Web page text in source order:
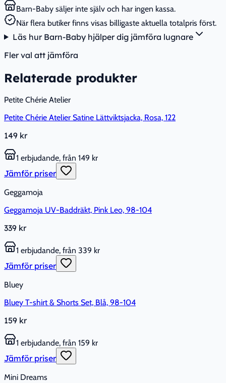
Barn-Baby säljer inte själv och har ingen kassa.
När flera butiker finns visas billigaste aktuella totalpris först.
Läs hur Barn-Baby hjälper dig jämföra lugnare
Fler val att jämföra
Relaterade produkter
Petite Chérie Atelier
Petite Chérie Atelier Satine Lättviktsjacka, Rosa, 122
149 kr
1 erbjudande, från 149 kr
Jämför priser
Geggamoja
Geggamoja UV-Baddräkt, Pink Leo, 98-104
339 kr
1 erbjudande, från 339 kr
Jämför priser
Bluey
Bluey T-shirt & Shorts Set, Blå, 98-104
159 kr
1 erbjudande, från 159 kr
Jämför priser
Mini Dreams